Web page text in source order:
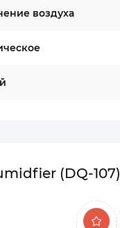
воздуха
(DQ-107)